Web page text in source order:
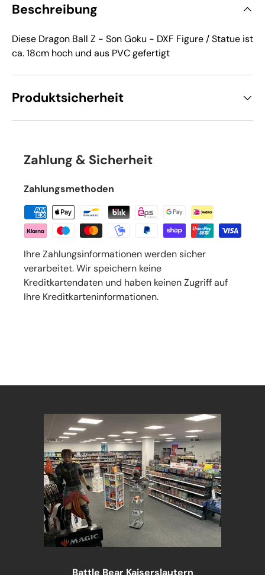
Beschreibung
Diese Dragon Ball Z - Son Goku - DXF Figure / Statue ist
ca. 18cm hoch und aus PVC gefertigt
Produktsicherheit
Zahlung & Sicherheit
Zahlungsmethoden
Ihre Zahlungsinformationen werden sicher
verarbeitet. Wir speichern keine
Kreditkartendaten und haben keinen Zugriff auf
Ihre Kreditkarteninformationen.
Battle Bear Kaiserslautern